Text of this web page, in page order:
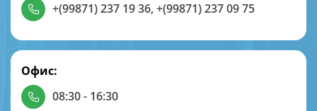
+(99871) 237 19 36,+(99871) 237 09 75
Офис:
08:30 - 16:30